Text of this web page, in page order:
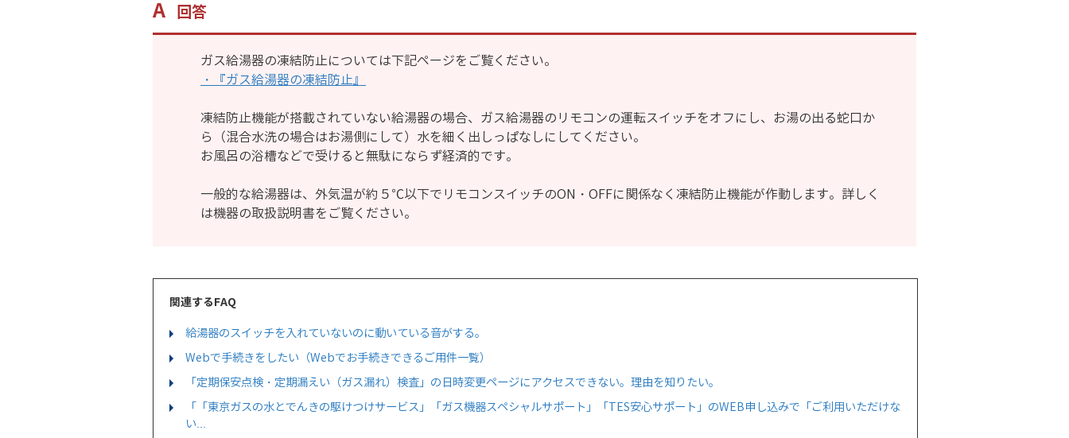
回答
ガス給湯器の凍結防止については下記ページをご覧ください。
・『ガス給湯器の凍結防止』
凍結防止機能が搭載されていない給湯器の場合、ガス給湯器のリモコンの運転スイッチをオフにし、お湯の出る蛇口か
ら（混合水洗の場合はお湯側にして）水を細く出しっぱなしにしてください。
お風呂の浴槽などで受けると無駄にならず経済的です。
一般的な給湯器は、外気温が約５℃以下でリモコンスイッチのON・OFFに関係なく凍結防止機能が作動します。詳しく
は機器の取扱説明書をご覧ください。
関連するFAQ
給湯器のスイッチを入れていないのに動いている音がする。
Webで手続きをしたい（Webでお手続きできるご用件一覧）
「定期保安点検・定期漏えい（ガス漏れ）検査」の日時変更ページにアクセスできない。理由を知りたい。
「「東京ガスの水とでんきの駆けつけサービス」「ガス機器スペシャルサポート」「TES安心サポート」のWEB申し込みで「ご利用いただけな
い...